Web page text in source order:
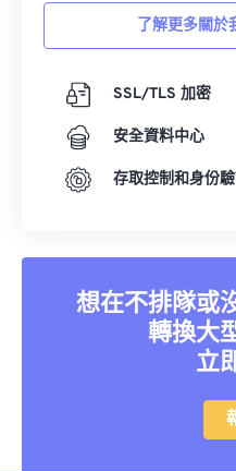
了解更多關於
SSL/TLS 加密
安全資料中心
存取控制和身份
想在不排隊或
轉換大
立